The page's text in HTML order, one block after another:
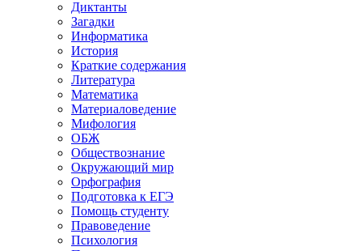
Диктанты
Загадки
Информатика
История
Краткие содержания
Литература
Математика
Материаловедение
Мифология
ОБЖ
Обществознание
Окружающий мир
Орфография
Подготовка к ЕГЭ
Помощь студенту
Правоведение
Психология